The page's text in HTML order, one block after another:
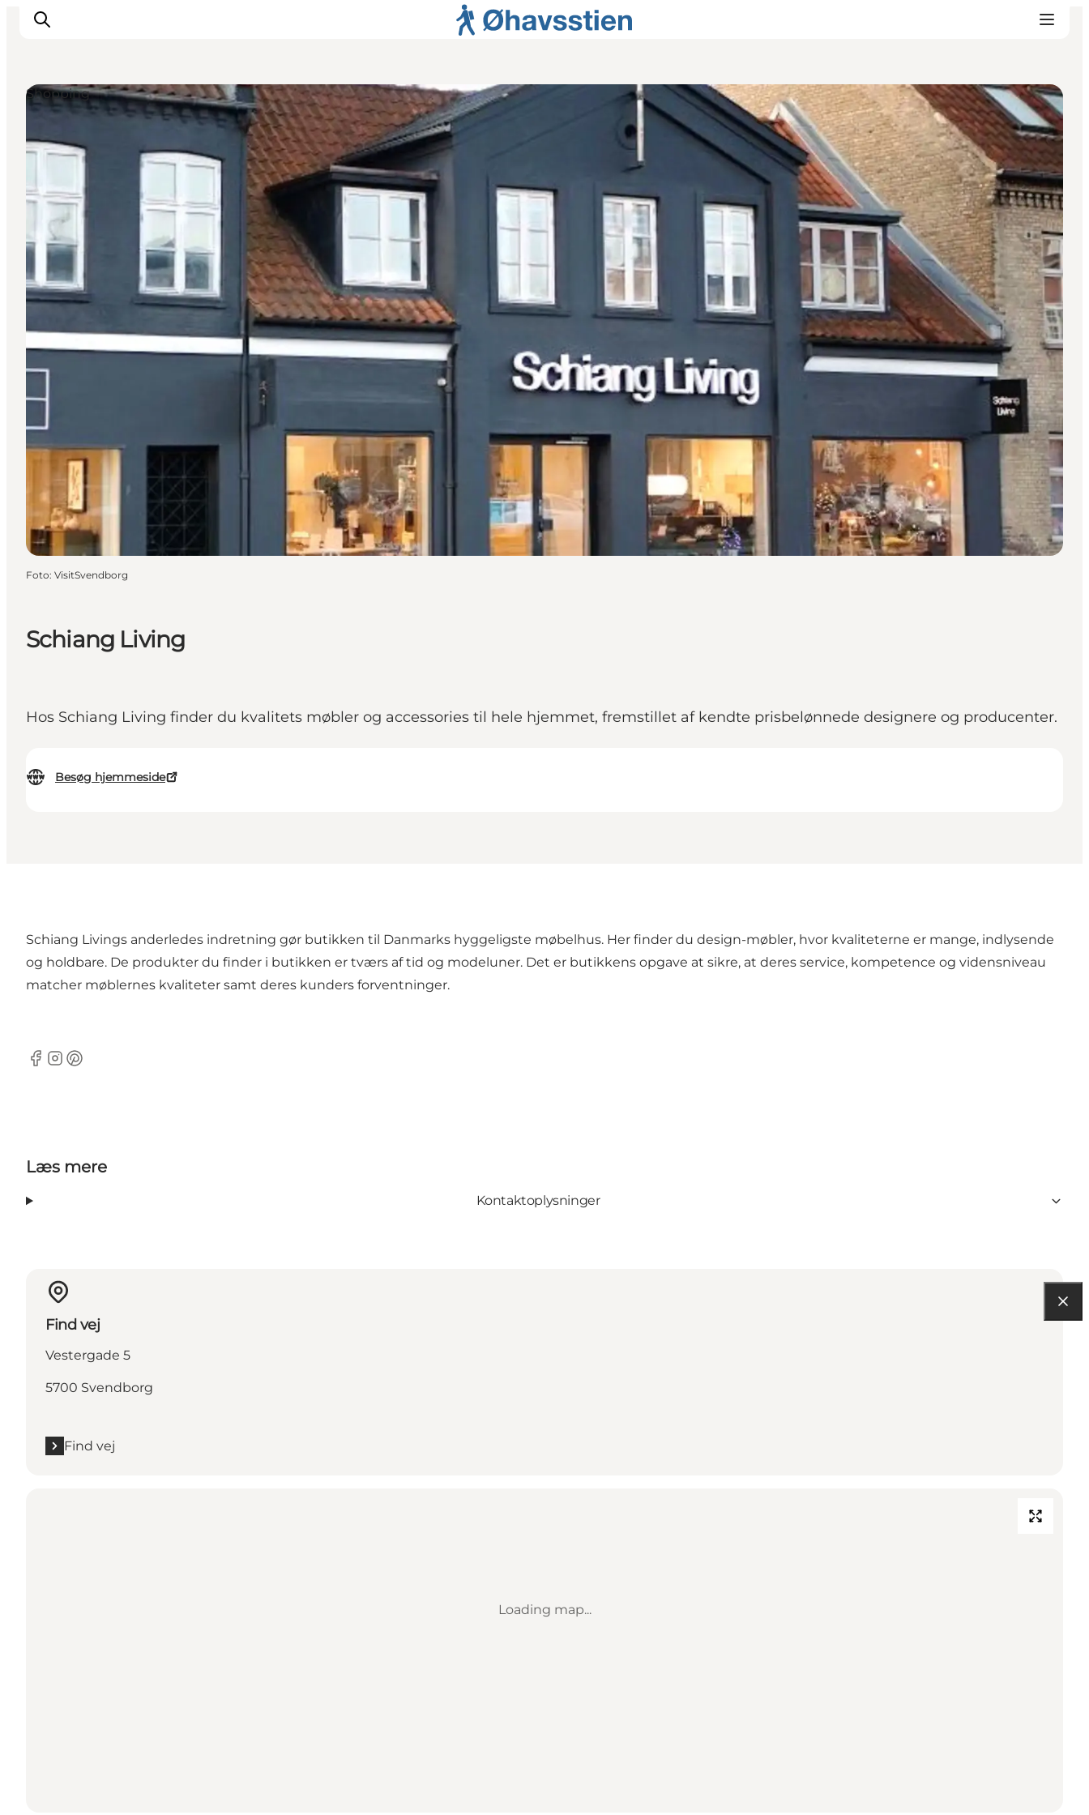
Inspiration
Vandreruter
Planlægning
Schiang Living
Hos Schiang Living finder du kvalitets møbler og accessories til hele hjemmet, fremstillet af kendte prisbelønnede designere og producenter.
Besøg hjemmeside
Shopping
Foto: VisitSvendborg
Schiang Livings anderledes indretning gør butikken til Danmarks hyggeligste møbelhus. Her finder du design-møbler, hvor kvaliteterne er mange, indlysende
og holdbare. De produkter du finder i butikken er tværs af tid og modeluner. Det er butikkens opgave at sikre, at deres service, kompetence og vidensniveau
matcher møblernes kvaliteter samt deres kunders forventninger.
Facebook
Instagram
Pinterest
Læs mere
Kontaktoplysninger
Find vej
Vestergade 5
5700 Svendborg
Find vej
Loading map...